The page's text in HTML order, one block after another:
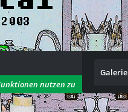
Galerie
nutzen zu